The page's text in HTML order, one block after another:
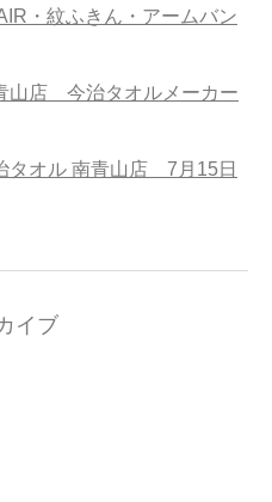
・紋ふきん・アームバン
山店 今治タオルメーカー
タオル 南青山店 7月15日
イブ